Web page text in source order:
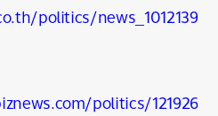
politics/news_1012139
politics/121926